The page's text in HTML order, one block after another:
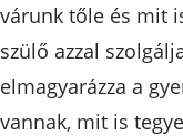
várunk tőle és mit
szülő azzal
elmagyarázza a
vannak, mit is